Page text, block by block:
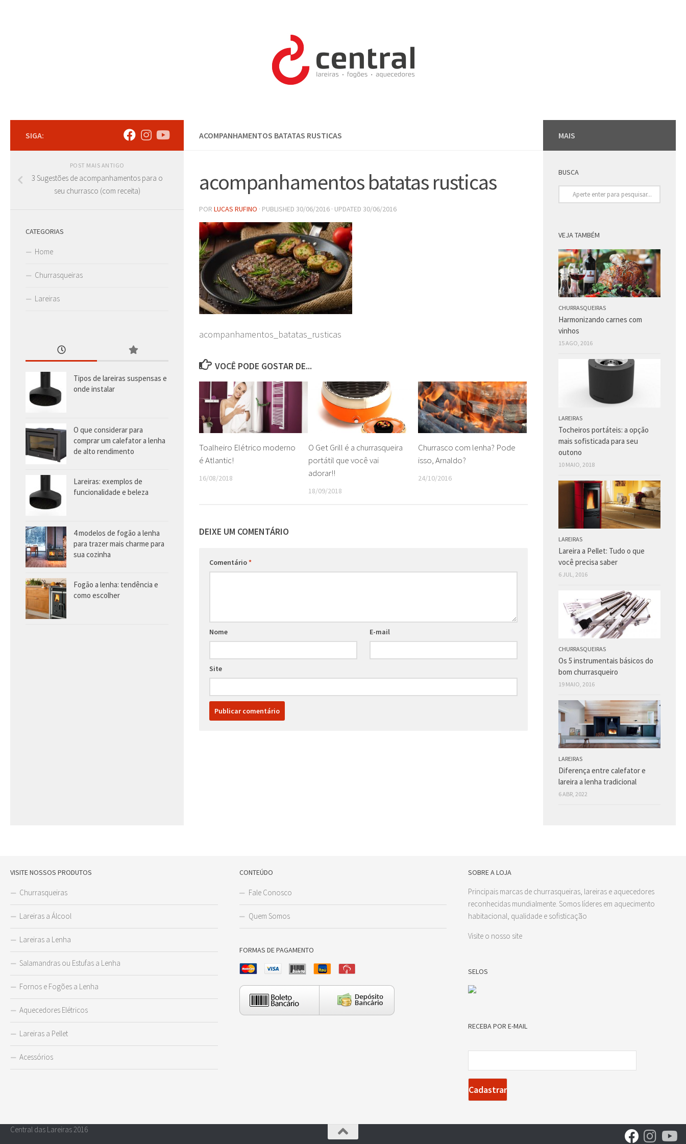
ACOMPANHAMENTOS BATATAS RUSTICAS
acompanhamentos batatas rusticas
POR LUCAS RUFINO · PUBLISHED 30/06/2016 · UPDATED 30/06/2016
acompanhamentos_batatas_rusticas
VOCÊ PODE GOSTAR DE...
Toalheiro Elétrico moderno
é Atlantic!
16/08/2018
O Get Grill é a churrasqueira
portátil que você vai
adorar!!
18/09/2018
Churrasco com lenha? Pode
isso, Arnaldo?
24/10/2016
DEIXE UM COMENTÁRIO
Comentário*
Nome E-mail
Site
SIGA:
POST MAIS ANTIGO
3 Sugestões de acompanhamentos para o
seu churrasco (com receita)
CATEGORIAS
Home
Churrasqueiras
Lareiras
Tipos de lareiras suspensas e
onde instalar
O que considerar para
comprar um calefator a lenha
de alto rendimento
Lareiras: exemplos de
funcionalidade e beleza
4 modelos de fogão a lenha
para trazer mais charme para
sua cozinha
Fogão a lenha: tendência e
como escolher
MAIS
BUSCA
VEJA TAMBÉM
CHURRASQUEIRAS
Harmonizando carnes com
vinhos
15 AGO, 2016
LAREIRAS
Tocheiros portáteis: a opção
mais sofisticada para seu
outono
10 MAIO, 2018
LAREIRAS
Lareira a Pellet: Tudo o que
você precisa saber
6 JUL, 2016
CHURRASQUEIRAS
Os 5 instrumentais básicos do
bom churrasqueiro
19 MAIO, 2016
LAREIRAS
Diferença entre calefator e
lareira a lenha tradicional
6 ABR, 2022
VISITE NOSSOS PRODUTOS
Churrasqueiras
Lareiras a Álcool
Lareiras a Lenha
Salamandras ou Estufas a Lenha
Fornos e Fogões a Lenha
Aquecedores Elétricos
Lareiras a Pellet
Acessórios
CONTEÚDO
Fale Conosco
Quem Somos
FORMAS DE PAGAMENTO
SOBRE A LOJA
Principais marcas de churrasqueiras, lareiras e aquecedores
reconhecidas mundialmente. Somos líderes em aquecimento
habitacional, qualidade e sofisticação
Visite o nosso site
SELOS
RECEBA POR E-MAIL
Central das Lareiras 2016